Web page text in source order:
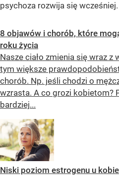
psychoza rozwija się wcześniej.
8 objawów i chorób, które
roku życia
Nasze ciało zmienia się wraz
tym większe
chorób. Np. jeśli chodzi o
wzrasta. A co grozi kobietom?
bardziej...
Niski poziom estrogenu u